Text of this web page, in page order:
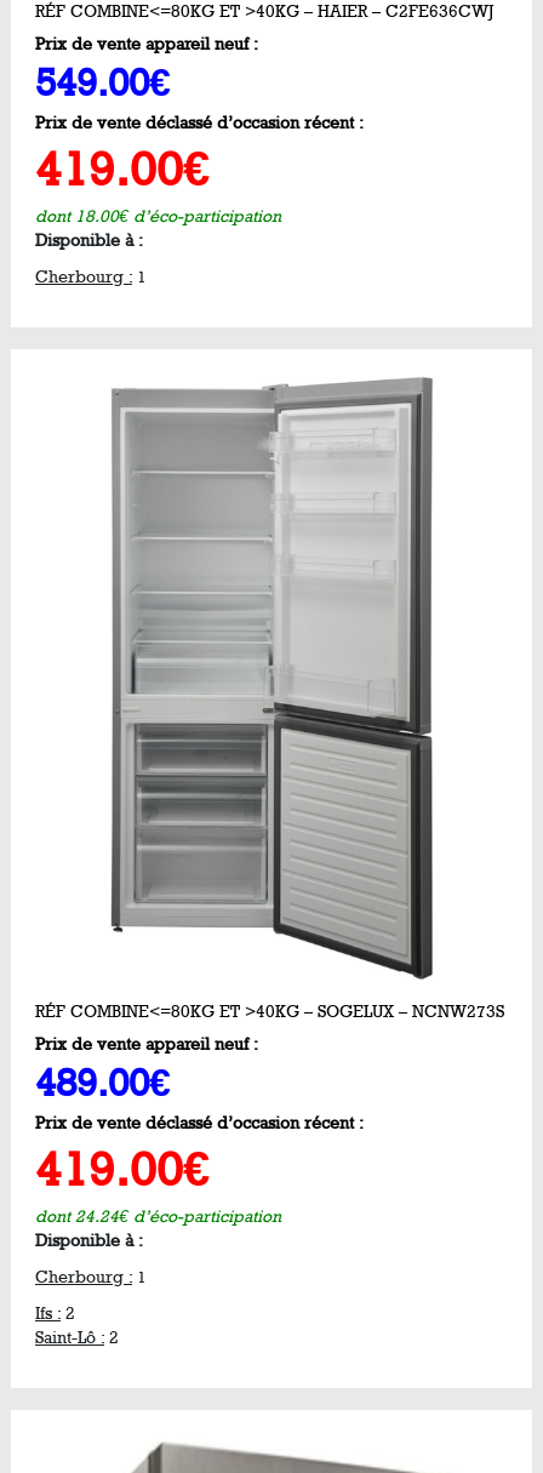
RÉF COMBINE<=80KG ET >40KG – HAIER – C2FE636CWJ
Prix de vente appareil neuf :
549.00€
Prix de vente déclassé d’occasion récent :
419.00€
dont 18.00€ d’éco-participation
Disponible à :
Cherbourg : 1
RÉF COMBINE<=80KG ET >40KG – SOGELUX – NCNW273S
Prix de vente appareil neuf :
489.00€
Prix de vente déclassé d’occasion récent :
419.00€
dont 24.24€ d’éco-participation
Disponible à :
Cherbourg : 1
Ifs : 2
Saint-Lô : 2